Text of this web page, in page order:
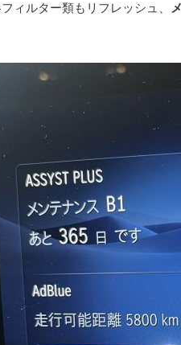
ィルター類もリフレッシュ、